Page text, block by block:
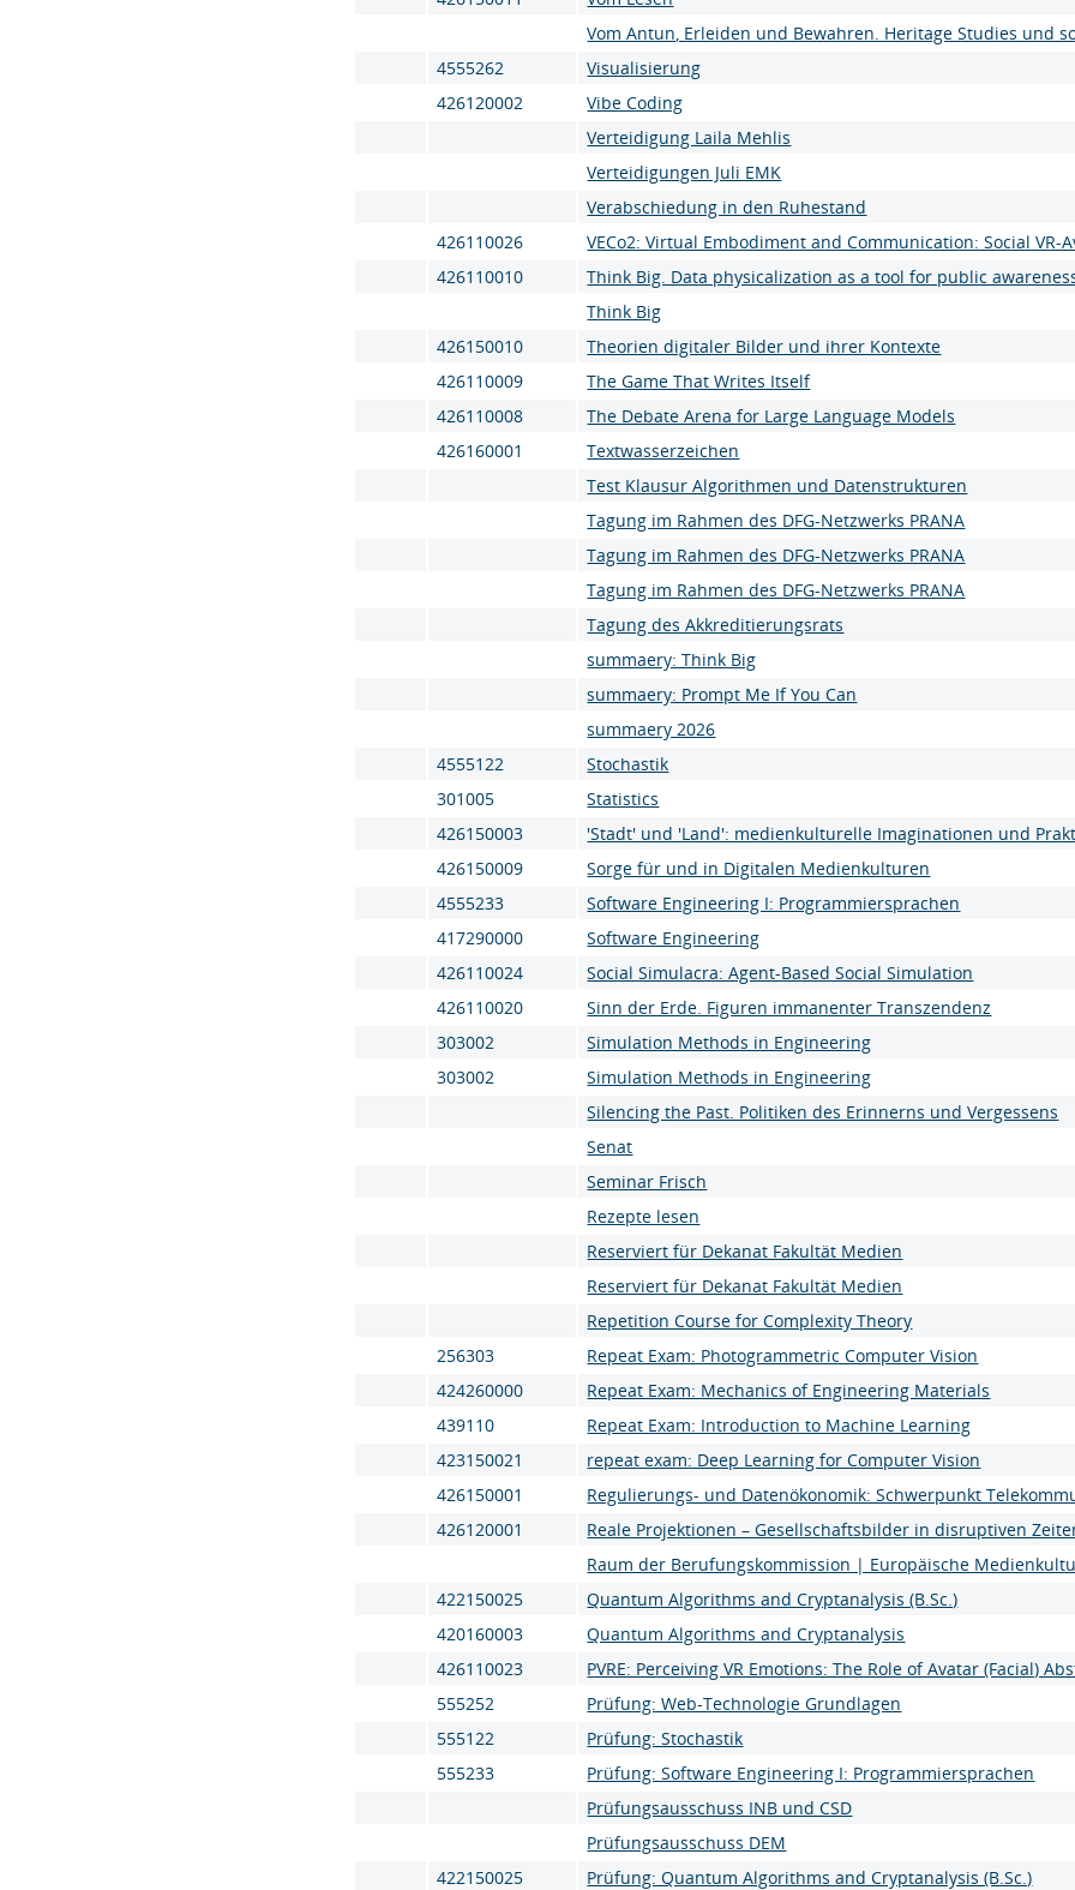
Vom Antun, Erleiden und Bewahren. Heritage Studies und
4555262
Visualisierung
426120002
Vibe Coding
Verteidigung Laila Mehlis
Verteidigungen Juli EMK
Verabschiedung in den Ruhestand
426110026
VECo2: Virtual Embodiment and Communication: Social VR-
426110010
Think Big. Data physicalization as a tool for public
Think Big
426150010
Theorien digitaler Bilder und ihrer Kontexte
426110009
The Game That Writes Itself
426110008
The Debate Arena for Large Language Models
426160001
Textwasserzeichen
Test Klausur Algorithmen und Datenstrukturen
Tagung im Rahmen des DFG-Netzwerks PRANA
Tagung im Rahmen des DFG-Netzwerks PRANA
Tagung im Rahmen des DFG-Netzwerks PRANA
Tagung des Akkreditierungsrats
summaery: Think Big
summaery: Prompt Me If You Can
summaery 2026
4555122
Stochastik
301005
Statistics
426150003
'Stadt' und 'Land': medienkulturelle Imaginationen und
426150009
Sorge für und in Digitalen Medienkulturen
4555233
Software Engineering I: Programmiersprachen
417290000
Software Engineering
426110024
Social Simulacra: Agent-Based Social Simulation
426110020
Sinn der Erde. Figuren immanenter Transzendenz
303002
Simulation Methods in Engineering
303002
Simulation Methods in Engineering
Silencing the Past. Politiken des Erinnerns und Vergessens
Senat
Seminar Frisch
Rezepte lesen
Reserviert für Dekanat Fakultät Medien
Reserviert für Dekanat Fakultät Medien
Repetition Course for Complexity Theory
256303
Repeat Exam: Photogrammetric Computer Vision
424260000
Repeat Exam: Mechanics of Engineering Materials
439110
Repeat Exam: Introduction to Machine Learning
423150021
repeat exam: Deep Learning for Computer Vision
426150001
Regulierungs- und Datenökonomik: Schwerpunkt
426120001
Reale Projektionen – Gesellschaftsbilder in disruptiven
Raum der Berufungskommission | Europäische
422150025
Quantum Algorithms and Cryptanalysis (B.Sc.)
420160003
Quantum Algorithms and Cryptanalysis
426110023
PVRE: Perceiving VR Emotions: The Role of Avatar (Facial)
555252
Prüfung: Web-Technologie Grundlagen
555122
Prüfung: Stochastik
555233
Prüfung: Software Engineering I: Programmiersprachen
Prüfungsausschuss INB und CSD
Prüfungsausschuss DEM
422150025
Prüfung: Quantum Algorithms and Cryptanalysis (B.Sc.)